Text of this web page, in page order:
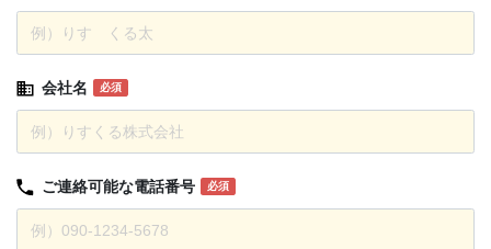
会社名 必須
ご連絡可能な電話番号 必須